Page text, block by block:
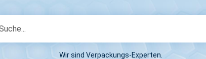
Wir sind Verpackungs-Experten.